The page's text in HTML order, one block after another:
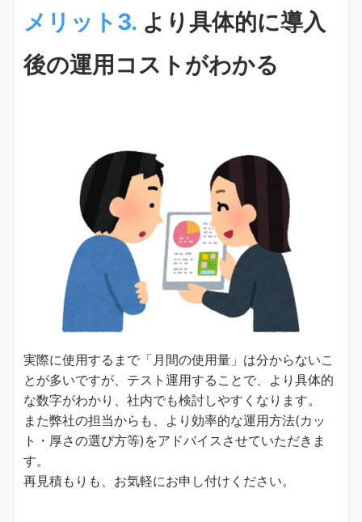
メリット3. より具体的に導入
後の運用コストがわかる
実際に使用するまで「月間の使用量」は分からないこ
とが多いですが、テスト運用することで、より具体的
な数字がわかり、社内でも検討しやすくなります。
また弊社の担当からも、より効率的な運用方法(カッ
ト・厚さの選び方等)をアドバイスさせていただきま
す。
再見積もりも、お気軽にお申し付けください。